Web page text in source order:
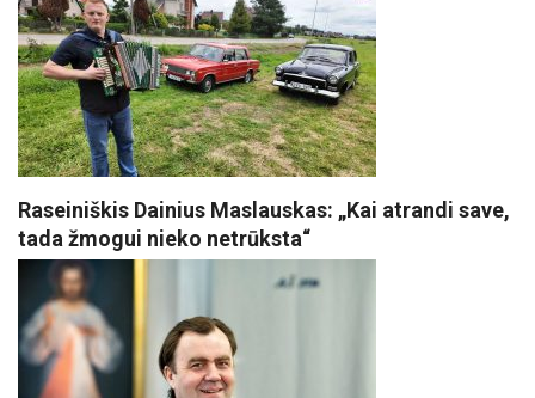
Raseiniškis Dainius Maslauskas: „Kai atrandi save,
tada žmogui nieko netrūksta“